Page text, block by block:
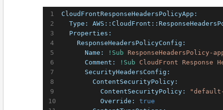
CloudFrontResponseHeadersPolicyApp:
  Type:
  Properties:
    ResponseHeadersPolicyConfig:
      Name:
!Sub
ResponseHeadersPolicy-
      Comment:
!Sub CloudFront Response
      SecurityHeadersConfig:
        ContentSecurityPolicy:
          ContentSecurityPolicy:
          Override:
true